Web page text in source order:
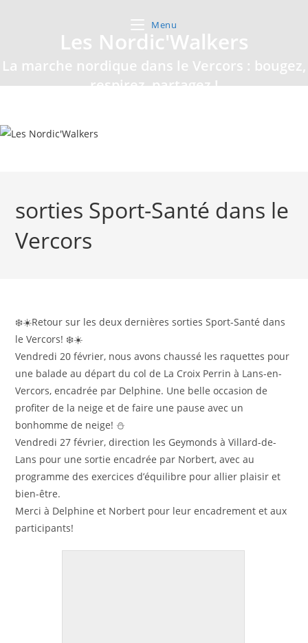
Les Nordic'Walkers
La marche nordique dans le Vercors : bougez,
respirez, partagez !
Menu
sorties Sport-Santé dans le
Vercors
❄️☀️Retour sur les deux dernières sorties Sport-Santé dans
le Vercors! ❄️☀️
Vendredi 20 février, nous avons chaussé les raquettes pour
une balade au départ du col de La Croix Perrin à Lans-en-
Vercors, encadrée par Delphine. Une belle occasion de
profiter de la neige et de faire une pause avec un
bonhomme de neige! ⛄️
Vendredi 27 février, direction les Geymonds à Villard-de-
Lans pour une sortie encadrée par Norbert, avec au
programme des exercices d’équilibre pour allier plaisir et
bien-être.
Merci à Delphine et Norbert pour leur encadrement et aux
participants!